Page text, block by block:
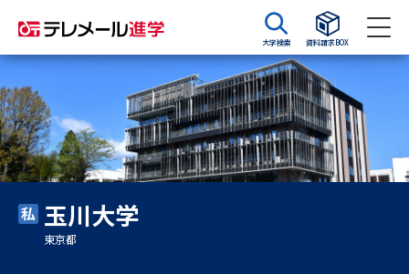
大学検索 資料請求BOX
資料請求 資料検索
大学・短大の資料種類から請求
大学パンフ玉川大学
東京都